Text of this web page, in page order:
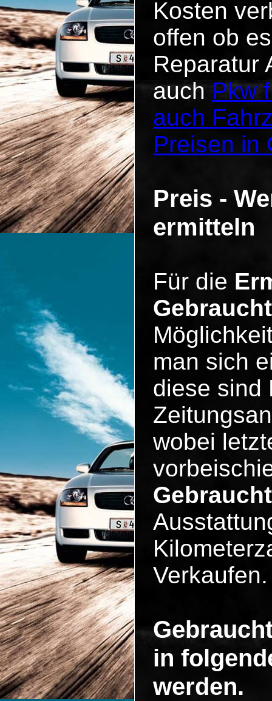
Kosten
offen ob
Reparatur
auch Pkw
auch
Preisen in
Preis -
ermitteln
Für die
man sich
diese sind
wobei
Verkaufen.
in
werden.